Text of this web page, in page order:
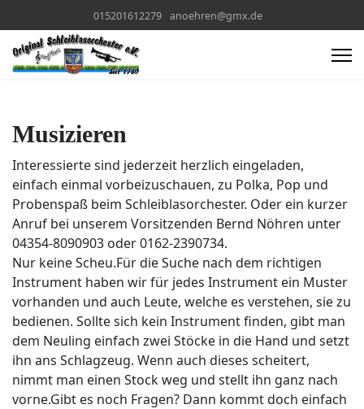
015201612279 anoehren@gmx.de
Musizieren
Interessierte sind jederzeit herzlich eingeladen,
einfach einmal vorbeizuschauen, zu Polka, Pop und
Probenspaß beim Schleiblasorchester. Oder ein kurzer
Anruf bei unserem Vorsitzenden Bernd Nöhren unter
04354-8090903 oder 0162-2390734.
Nur keine Scheu.Für die Suche nach dem richtigen
Instrument haben wir für jedes Instrument ein Muster
vorhanden und auch Leute, welche es verstehen, sie zu
bedienen. Sollte sich kein Instrument finden, gibt man
dem Neuling einfach zwei Stöcke in die Hand und setzt
ihn ans Schlagzeug. Wenn auch dieses scheitert,
nimmt man einen Stock weg und stellt ihn ganz nach
vorne.Gibt es noch Fragen? Dann kommt doch einfach